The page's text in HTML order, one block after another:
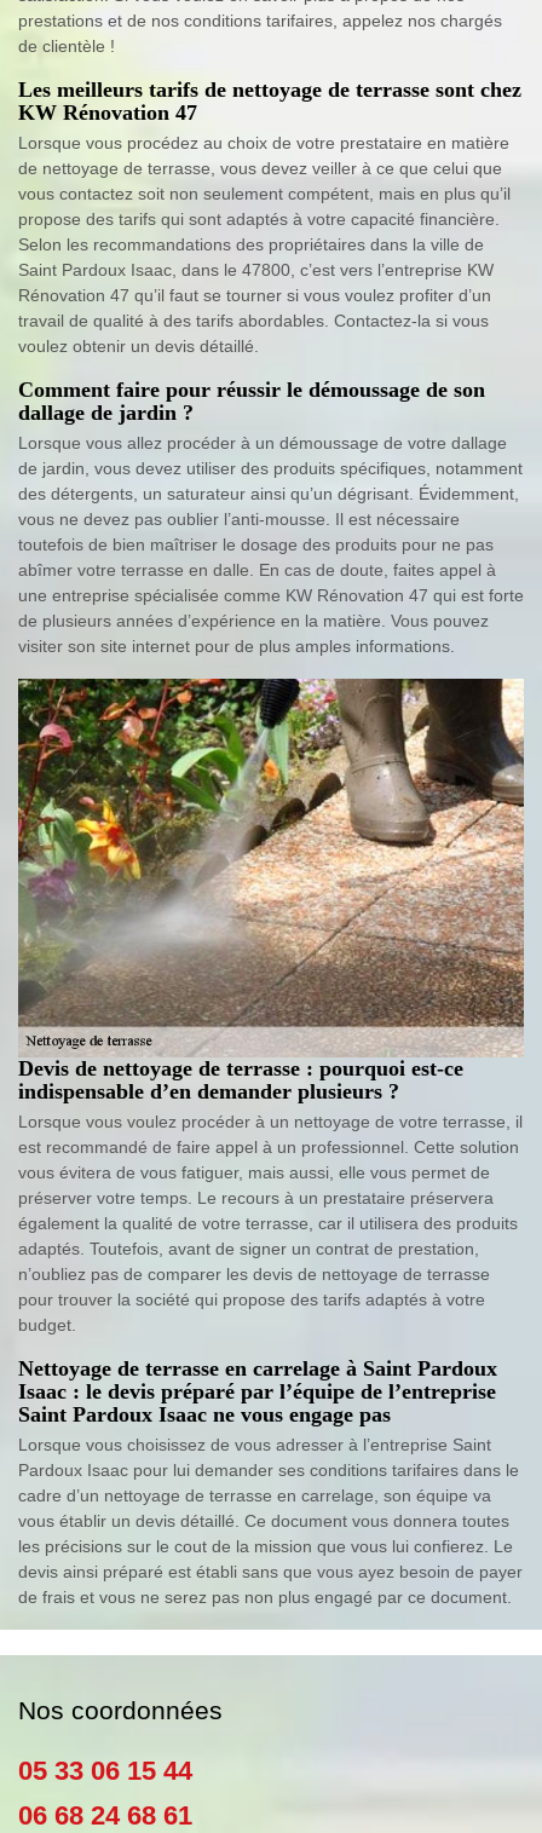
prestations et de nos conditions tarifaires, appelez nos chargés
de clientèle !
Les meilleurs tarifs de nettoyage de terrasse sont chez
KW Rénovation 47
Lorsque vous procédez au choix de votre prestataire en matière
de nettoyage de terrasse, vous devez veiller à ce que celui que
vous contactez soit non seulement compétent, mais en plus qu’il
propose des tarifs qui sont adaptés à votre capacité financière.
Selon les recommandations des propriétaires dans la ville de
Saint Pardoux Isaac, dans le 47800, c’est vers l’entreprise KW
Rénovation 47 qu’il faut se tourner si vous voulez profiter d’un
travail de qualité à des tarifs abordables. Contactez-la si vous
voulez obtenir un devis détaillé.
Comment faire pour réussir le démoussage de son
dallage de jardin ?
Lorsque vous allez procéder à un démoussage de votre dallage
de jardin, vous devez utiliser des produits spécifiques, notamment
des détergents, un saturateur ainsi qu’un dégrisant. Évidemment,
vous ne devez pas oublier l’anti-mousse. Il est nécessaire
toutefois de bien maîtriser le dosage des produits pour ne pas
abîmer votre terrasse en dalle. En cas de doute, faites appel à
une entreprise spécialisée comme KW Rénovation 47 qui est forte
de plusieurs années d’expérience en la matière. Vous pouvez
visiter son site internet pour de plus amples informations.
Devis de nettoyage de terrasse : pourquoi est-ce
indispensable d’en demander plusieurs ?
Lorsque vous voulez procéder à un nettoyage de votre terrasse, il
est recommandé de faire appel à un professionnel. Cette solution
vous évitera de vous fatiguer, mais aussi, elle vous permet de
préserver votre temps. Le recours à un prestataire préservera
également la qualité de votre terrasse, car il utilisera des produits
adaptés. Toutefois, avant de signer un contrat de prestation,
n’oubliez pas de comparer les devis de nettoyage de terrasse
pour trouver la société qui propose des tarifs adaptés à votre
budget.
Nettoyage de terrasse en carrelage à Saint Pardoux
Isaac : le devis préparé par l’équipe de l’entreprise
Saint Pardoux Isaac ne vous engage pas
Lorsque vous choisissez de vous adresser à l’entreprise Saint
Pardoux Isaac pour lui demander ses conditions tarifaires dans le
cadre d’un nettoyage de terrasse en carrelage, son équipe va
vous établir un devis détaillé. Ce document vous donnera toutes
les précisions sur le cout de la mission que vous lui confierez. Le
devis ainsi préparé est établi sans que vous ayez besoin de payer
de frais et vous ne serez pas non plus engagé par ce document.
Nos coordonnées
05 33 06 15 44
06 68 24 68 61